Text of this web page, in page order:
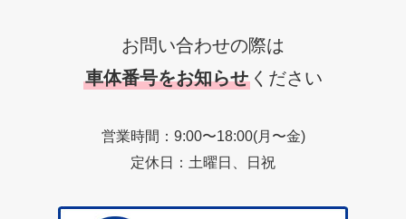
お問い合わせの際は
車体番号をお知らせ ください
営業時間：9:00〜18:00(月〜金)
定休日：土曜日、日祝